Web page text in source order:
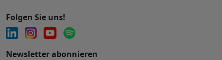
Folgen Sie uns!
Newsletter abonnieren